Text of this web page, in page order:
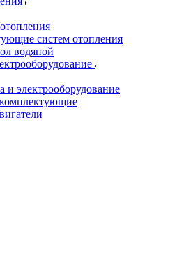
систем отопления
водяной
и электрооборудование